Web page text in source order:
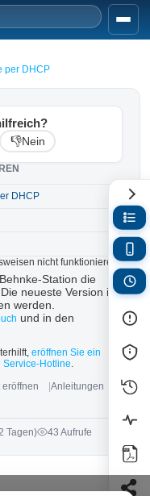
per DHCP
👎Nein
DHCP
→
→
nicht funktionieren:
Station die
neueste Version ist
werden.
und in den
eröffnen Sie ein
Service-Hotline.
Anleitungen
Tagen) 43 Aufrufe